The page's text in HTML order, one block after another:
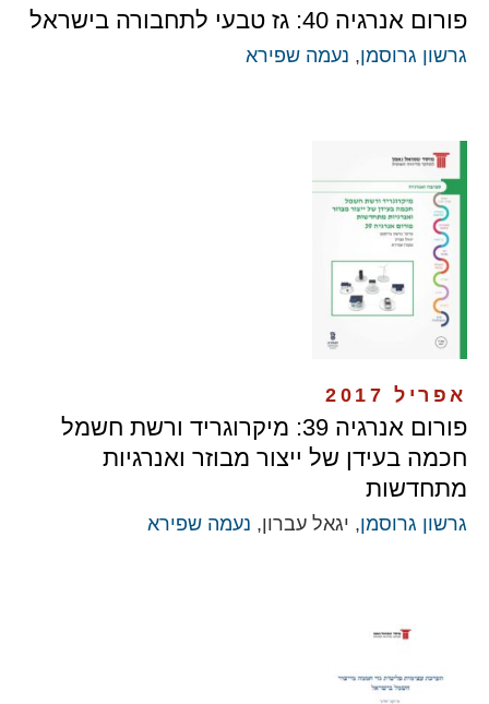
פורום אנרגיה 40: גז טבעי לתחבורה בישראל
גרשון גרוסמן, נעמה שפירא
אפריל 2017
פורום אנרגיה 39: מיקרוגריד ורשת חשמל
חכמה בעידן של ייצור מבוזר ואנרגיות
מתחדשות
גרשון גרוסמן, יגאל עברון, נעמה שפירא